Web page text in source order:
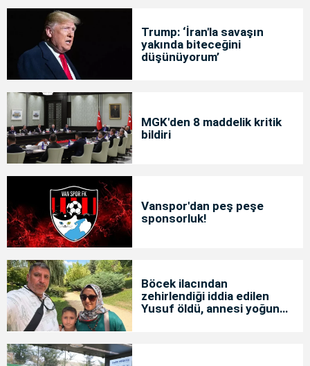
Trump: ‘İran'la savaşın
yakında biteceğini
düşünüyorum’
MGK'den 8 maddelik kritik
bildiri
Vanspor'dan peş peşe
sponsorluk!
Böcek ilacından
zehirlendiği iddia edilen
Yusuf öldü, annesi yoğun